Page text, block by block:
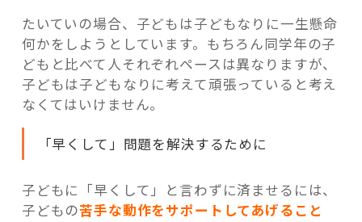
たいていの場合、子どもは子どもなりに一生懸命
何かをしようとしています。もちろん同学年の子
どもと比べて人それぞれペースは異なりますが、
子どもは子どもなりに考えて頑張っていると考え
なくてはいけません。
「早くして」問題を解決するために
子どもに「早くして」と言わずに済ませるには、
子どもの苦手な動作をサポートしてあげること